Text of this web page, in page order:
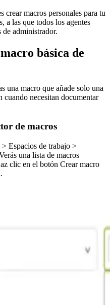
crear macros personales para tu
a las que todos los agentes
de administrador.
básica de
una macro que añade solo una
cuando necesitan documentar
de macros
Espacios de trabajo >
una lista de macros
clic en el botón Crear macro